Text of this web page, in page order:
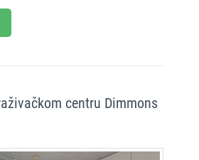
centru Dimmons